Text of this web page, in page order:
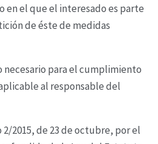
en el que el interesado es parte
de éste de medidas
necesario para el cumplimiento
al responsable del
2015, de 23 de octubre, por el